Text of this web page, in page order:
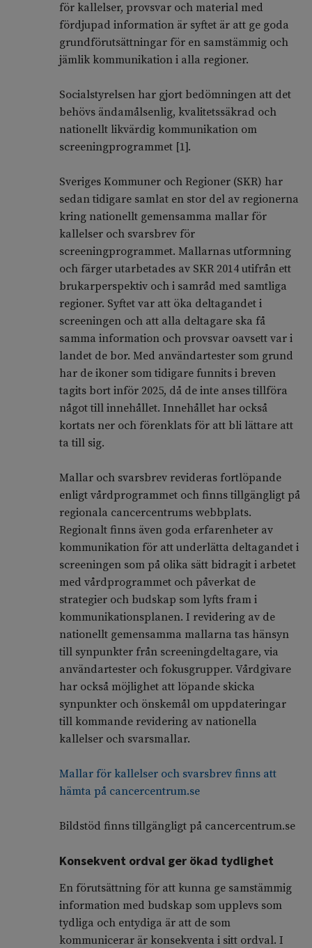
för kallelser, provsvar och material med
fördjupad information är syftet är att ge goda
grundförutsättningar för en samstämmig och
jämlik kommunikation i alla regioner.
Socialstyrelsen har gjort bedömningen att det
behövs ändamålsenlig, kvalitetssäkrad och
nationellt likvärdig kommunikation om
screeningprogrammet [1].
Sveriges Kommuner och Regioner (SKR) har
sedan tidigare samlat en stor del av regionerna
kring nationellt gemensamma mallar för
kallelser och svarsbrev för
screeningprogrammet. Mallarnas utformning
och färger utarbetades av SKR 2014 utifrån ett
brukarperspektiv och i samråd med samtliga
regioner. Syftet var att öka deltagandet i
screeningen och att alla deltagare ska få
samma information och provsvar oavsett var i
landet de bor. Med användartester som grund
har de ikoner som tidigare funnits i breven
tagits bort inför 2025, då de inte anses tillföra
något till innehållet. Innehållet har också
kortats ner och förenklats för att bli lättare att
ta till sig.
Mallar och svarsbrev revideras fortlöpande
enligt vårdprogrammet och finns tillgängligt på
regionala cancercentrums webbplats.
Regionalt finns även goda erfarenheter av
kommunikation för att underlätta deltagandet i
screeningen som på olika sätt bidragit i arbetet
med vårdprogrammet och påverkat de
strategier och budskap som lyfts fram i
kommunikationsplanen. I revidering av de
nationellt gemensamma mallarna tas hänsyn
till synpunkter från screeningdeltagare, via
användartester och fokusgrupper. Vårdgivare
har också möjlighet att löpande skicka
synpunkter och önskemål om uppdateringar
till kommande revidering av nationella
kallelser och svarsmallar.
Mallar för kallelser och svarsbrev finns att
hämta på cancercentrum.se
Bildstöd finns tillgängligt på cancercentrum.se
Konsekvent ordval ger ökad tydlighet
En förutsättning för att kunna ge samstämmig
information med budskap som upplevs som
tydliga och entydiga är att de som
kommunicerar är konsekventa i sitt ordval. I